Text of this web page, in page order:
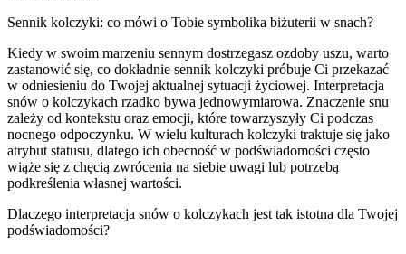
Sennik kolczyki: co mówi o Tobie symbolika biżuterii w snach?
Kiedy w swoim marzeniu sennym dostrzegasz ozdoby uszu, warto
zastanowić się, co dokładnie sennik kolczyki próbuje Ci przekazać
w odniesieniu do Twojej aktualnej sytuacji życiowej. Interpretacja
snów o kolczykach rzadko bywa jednowymiarowa. Znaczenie snu
zależy od kontekstu oraz emocji, które towarzyszyły Ci podczas
nocnego odpoczynku. W wielu kulturach kolczyki traktuje się jako
atrybut statusu, dlatego ich obecność w podświadomości często
wiąże się z chęcią zwrócenia na siebie uwagi lub potrzebą
podkreślenia własnej wartości.
Dlaczego interpretacja snów o kolczykach jest tak istotna dla Twojej
podświadomości?